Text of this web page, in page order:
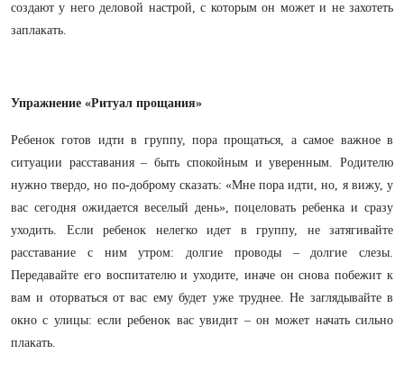
создают у него деловой настрой, с которым он может и не захотеть
заплакать.
Упражнение «Ритуал прощания»
Ребенок готов идти в группу, пора прощаться, а самое важное в
ситуации расставания – быть спокойным и уверенным. Родителю
нужно твердо, но по-доброму сказать: «Мне пора идти, но, я вижу, у
вас сегодня ожидается веселый день», поцеловать ребенка и сразу
уходить. Если ребенок нелегко идет в группу, не затягивайте
расставание с ним утром: долгие проводы – долгие слезы.
Передавайте его воспитателю и уходите, иначе он снова побежит к
вам и оторваться от вас ему будет уже труднее. Не заглядывайте в
окно с улицы: если ребенок вас увидит – он может начать сильно
плакать.